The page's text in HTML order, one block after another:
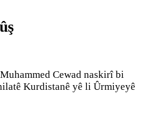
Cewad naskirî bi
Kurdistanê yê li Ûrmiyeyê